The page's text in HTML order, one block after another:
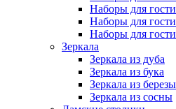
Наборы для
Наборы для
Наборы для
Зеркала
Зеркала из дуба
Зеркала из бука
Зеркала из березы
Зеркала из сосны